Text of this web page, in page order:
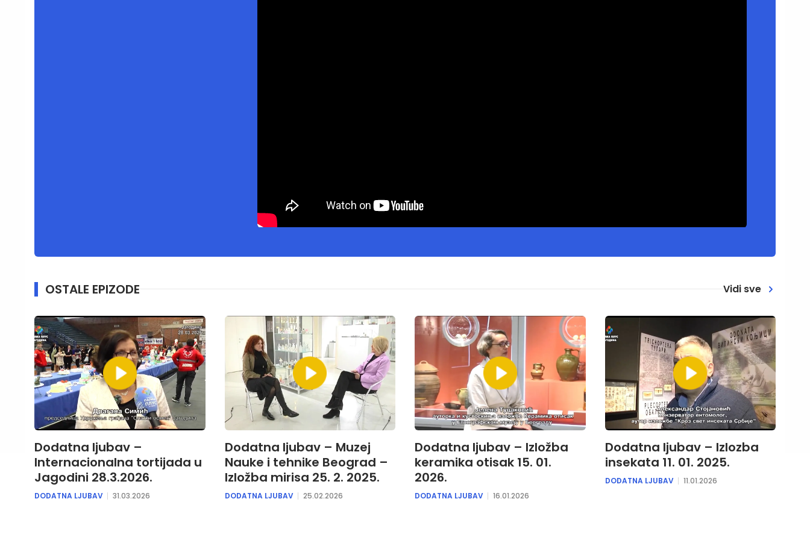
OSTALE EPIZODE Vidi sve
Dodatna ljubav –
Internacionalna tortijada u
Jagodini 28.3.2026.
DODATNA LJUBAV 31.03.2026
Dodatna ljubav – Muzej
Nauke i tehnike Beograd –
Izložba mirisa 25. 2. 2025.
DODATNA LJUBAV 25.02.2026
Dodatna ljubav – Izložba
keramika otisak 15. 01.
2026.
DODATNA LJUBAV 16.01.2026
Dodatna ljubav – Izlozba
insekata 11. 01. 2025.
DODATNA LJUBAV 11.01.2026